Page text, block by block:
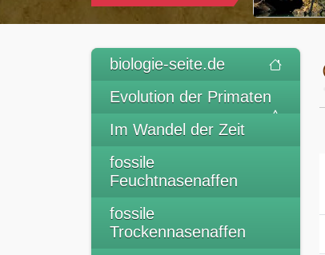
biologie-seite.de
Evolution der Primaten
Im Wandel der Zeit
fossile
Feuchtnasenaffen
fossile
Trockennasenaffen